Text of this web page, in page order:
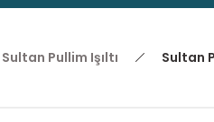
Sultan Pullim Işıltı Sultan